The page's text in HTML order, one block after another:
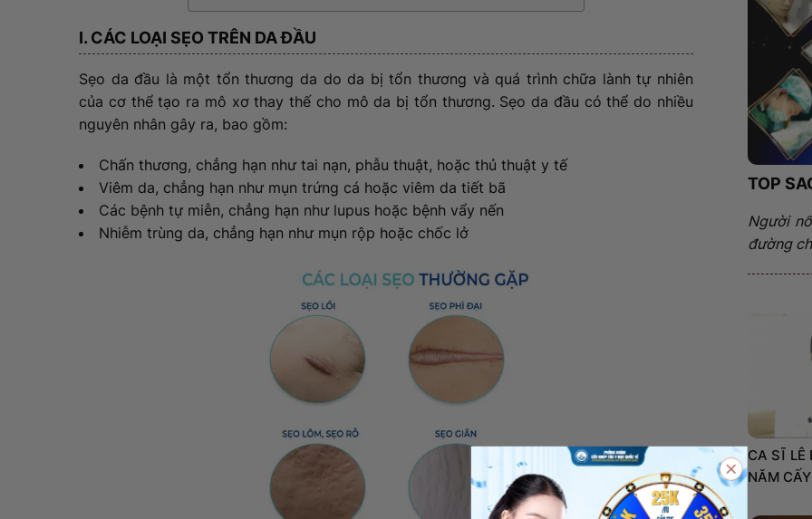
I. CÁC LOẠI SẸO TRÊN DA ĐẦU
Sẹo da đầu là một tổn thương da do da bị tổn thương và quá trình chữa lành tự nhiên
của cơ thể tạo ra mô xơ thay thế cho mô da bị tổn thương. Sẹo da đầu có thể do nhiều
nguyên nhân gây ra, bao gồm:
Chấn thương, chẳng hạn như tai nạn, phẫu thuật, hoặc thủ thuật y tế
Viêm da, chẳng hạn như mụn trứng cá hoặc viêm da tiết bã
Các bệnh tự miễn, chẳng hạn như lupus hoặc bệnh vẩy nến
Nhiễm trùng da, chẳng hạn như mụn rộp hoặc chốc lở
TOP
Người
đường
CA SĨ LÊ
NĂM